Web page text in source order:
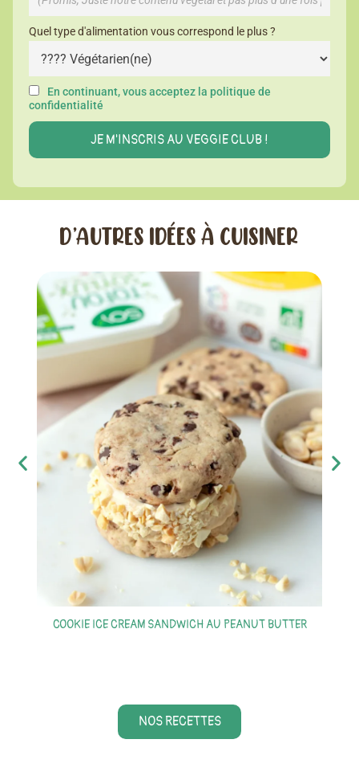
Quel type d'alimentation vous correspond le plus ?
En continuant, vous acceptez la politique de
confidentialité
D’AUTRES IDÉES À CUISINER
COOKIE ICE CREAM SANDWICH AU PEANUT BUTTER
NOS RECETTES